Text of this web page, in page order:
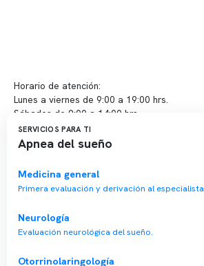
Horario de atención:
Lunes a viernes de 9:00 a 19:00 hrs.
Sábados de 9:00 a 14:00 hrs.
Sucursales
📍 Vitacura: Av. Kennedy 5488, Patio
📍 Providencia: Av. Andrés Bello 2337,
Reserva tu hora
Agenda tu consulta médica o examen del
SERVICIOS PARA TI
Apnea del sueño
Medicina general
Primera evaluación y derivación al
Neurología
Evaluación neurológica del sueño.
Otorrinolaringología